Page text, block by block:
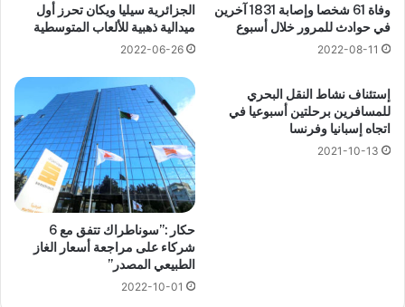
وفاة 61 شخصا وإصابة 1831 آخرين
في حوادث للمرور خلال أسبوع
2022-08-11
الجزائرية سيليا ويكان تحرز أول
ميدالية ذهبية للألعاب المتوسطية
2022-06-26
إستئناف نشاط النقل البحري
للمسافرين برحلتين أسبوعيا في
اتجاه إسبانيا وفرنسا
2021-10-13
حكار :”سوناطراك تتفق مع 6
شركاء على مراجعة أسعار الغاز
الطبيعي المصدر”
2022-10-01